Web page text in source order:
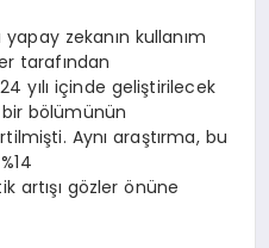
zekanın kullanım
tarafından
yılı içinde geliştirilecek
bir bölümünün
Aynı araştırma, bu
artışı gözler önüne